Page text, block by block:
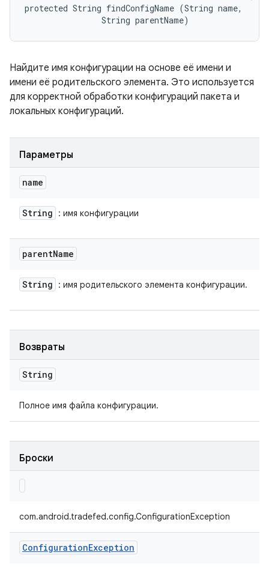
protected String findConfigName (String name,
                String parentName)
Найдите имя конфигурации на основе её имени и
имени её родительского элемента. Это используется
для корректной обработки конфигураций пакета и
локальных конфигураций.
Параметры
name
String : имя конфигурации
parentName
String : имя родительского элемента конфигурации.
Возвраты
String
Полное имя файла конфигурации.
Броски
com.android.tradefed.config.ConfigurationException
ConfigurationException